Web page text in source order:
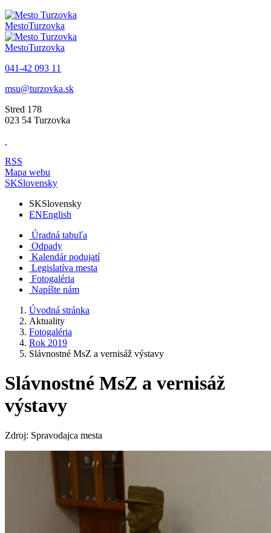
MestoTurzovka
MestoTurzovka
041-42 093 11
msu@turzovka.sk
Stred 178
023 54 Turzovka
RSS
Mapa webu
SKSlovensky
SKSlovensky
ENEnglish
Úradná tabuľa
Odpady
Kalendár podujatí
Legislatíva mesta
Fotogaléria
Napíšte nám
Úvodná stránka
Aktuality
Fotogaléria
Rok 2019
Slávnostné MsZ a vernisáž výstavy
Slávnostné MsZ a vernisáž
výstavy
Zdroj: Spravodajca mesta